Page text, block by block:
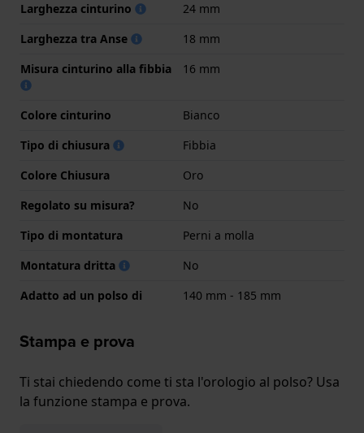
Larghezza cinturino
24 mm
Larghezza tra Anse
18 mm
Misura cinturino alla fibbia
16 mm
Colore cinturino
Bianco
Tipo di chiusura
Fibbia
Colore Chiusura
Oro
Regolato su misura?
No
Tipo di montatura
Perni a molla
Montatura dritta
No
Adatto ad un polso di
140 mm - 185 mm
Stampa e prova
Ti stai chiedendo come ti sta l'orologio al polso? Usa
la funzione stampa e prova.